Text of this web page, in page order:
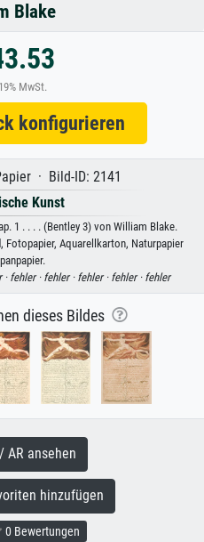
Blake
MwSt.
konfigurieren
· Bild-ID: 2141
Kunst
1 . . . . (Bentley 3) von William Blake.
Fotopapier, Aquarellkarton, Naturpapier
· fehler · fehler · fehler · fehler · fehler
dieses Bildes
AR ansehen
hinzufügen
0 Bewertungen